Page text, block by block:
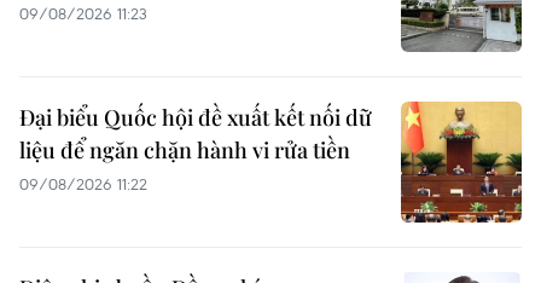
09/08/2026 11:23
Đại biểu Quốc hội đề xuất kết nối dữ
liệu để ngăn chặn hành vi rửa tiền
09/08/2026 11:22